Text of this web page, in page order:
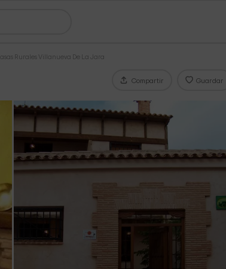
Rurales Villanueva De La Jara
Compartir Guardar